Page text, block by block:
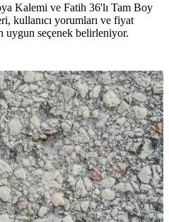
Kalemi ve Fatih 36'lı Tam Boy
kullanıcı yorumları ve fiyat
uygun seçenek belirleniyor.